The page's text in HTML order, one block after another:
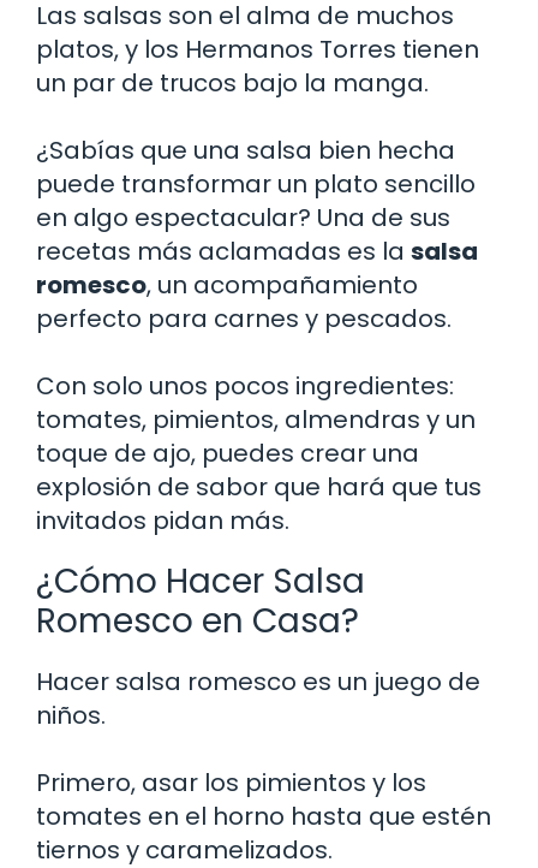
Las salsas son el alma de muchos
platos, y los Hermanos Torres tienen
un par de trucos bajo la manga.
¿Sabías que una salsa bien hecha
puede transformar un plato sencillo
en algo espectacular? Una de sus
recetas más aclamadas es la salsa
romesco, un acompañamiento
perfecto para carnes y pescados.
Con solo unos pocos ingredientes:
tomates, pimientos, almendras y un
toque de ajo, puedes crear una
explosión de sabor que hará que tus
invitados pidan más.
¿Cómo Hacer Salsa
Romesco en Casa?
Hacer salsa romesco es un juego de
niños.
Primero, asar los pimientos y los
tomates en el horno hasta que estén
tiernos y caramelizados.